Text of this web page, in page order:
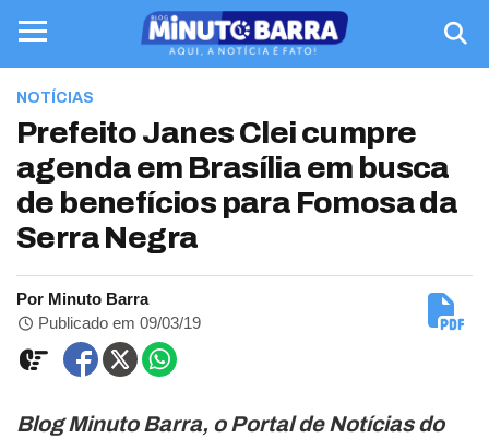
NOTÍCIAS
Prefeito Janes Clei cumpre
agenda em Brasília em busca
de benefícios para Fomosa da
Serra Negra
Por Minuto Barra
Publicado em 09/03/19
Blog Minuto Barra, o Portal de Notícias do